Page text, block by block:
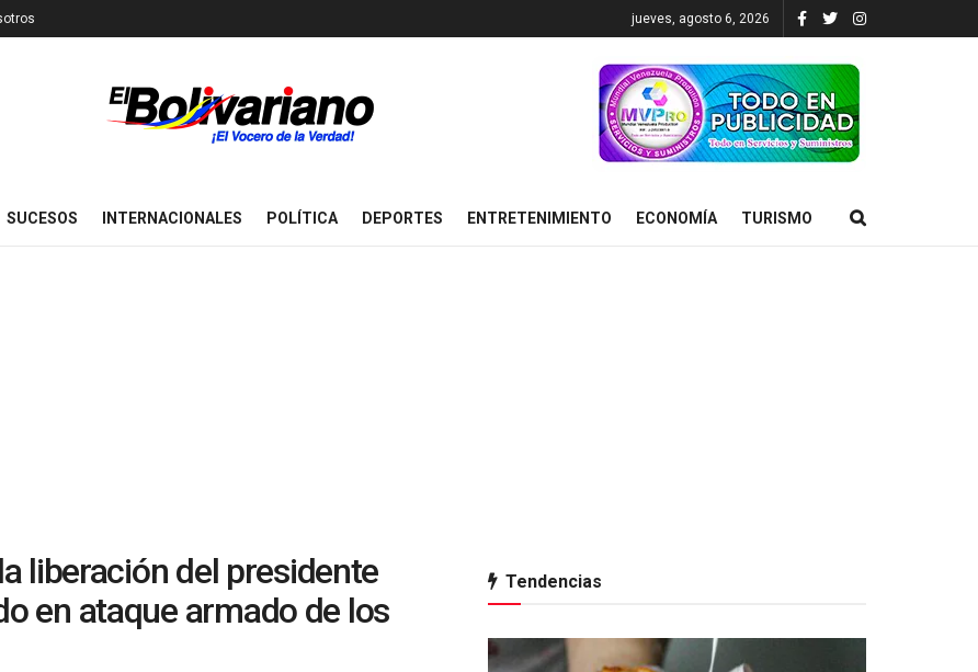
jueves, agosto 6, 2026
SUCESOS INTERNACIONALES POLÍTICA DEPORTES ENTRETENIMIENTO ECONOMÍA TURISMO
liberación del presidente
en ataque armado de los
Tendencias